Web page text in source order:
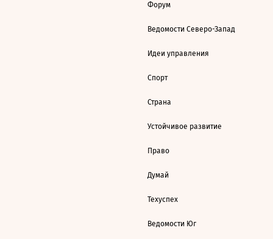
Форум
Ведомости Северо-Запад
Идеи управления
Спорт
Страна
Устойчивое развитие
Право
Думай
Техуспех
Ведомости Юг